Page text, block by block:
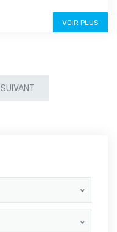
VOIR PLUS
SUIVANT